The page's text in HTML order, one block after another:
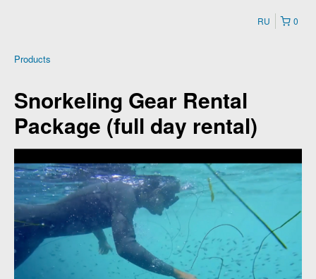
0
RU
Products
Snorkeling Gear Rental
Package (full day rental)